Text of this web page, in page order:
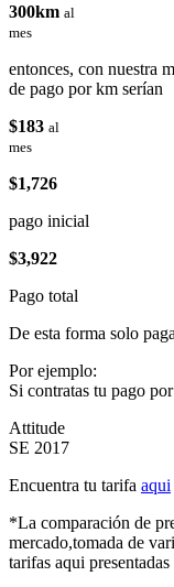
300km al
mes
entonces, con nuestra
de pago por km serían
$183 al
mes
$1,726
pago inicial
$3,922
Pago total
De esta forma solo
Por ejemplo:
Si contratas tu pago
Attitude
SE 2017
Encuentra tu tarifa aqui
*La comparación de
mercado,tomada de
tarifas aqui